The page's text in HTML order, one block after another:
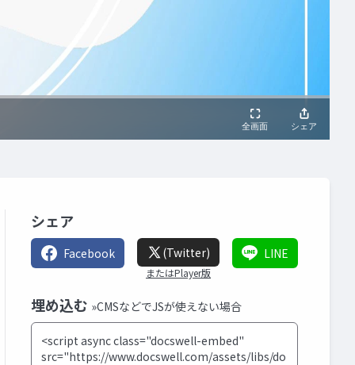
シェア
Facebook (Twitter)
またはPlayer版
LINE
埋め込む »CMSなどでJSが使えない場合